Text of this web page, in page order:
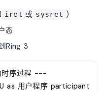
iret 或 sysret )
态
Ring 3
时序过程 ---
as 用户程序 participant